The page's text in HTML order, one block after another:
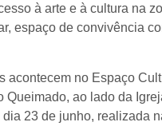
à arte e à cultura na
espaço de convivência
acontecem no Espaço
Queimado, ao lado da
23 de junho, realizada